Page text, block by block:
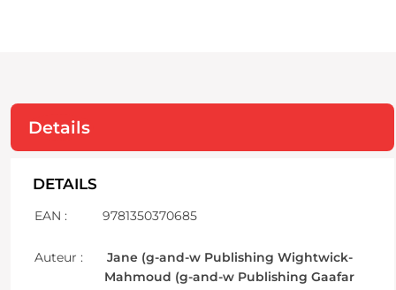
Details
DETAILS
EAN : 9781350370685
Auteur :
Jane (g-and-w Publishing Wightwick-
Mahmoud (g-and-w Publishing Gaafar